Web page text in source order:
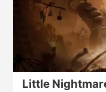
Little